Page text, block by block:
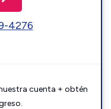
4276
cuenta + obtén